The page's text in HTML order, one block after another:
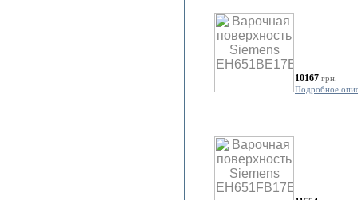
10167 грн.
Подробное